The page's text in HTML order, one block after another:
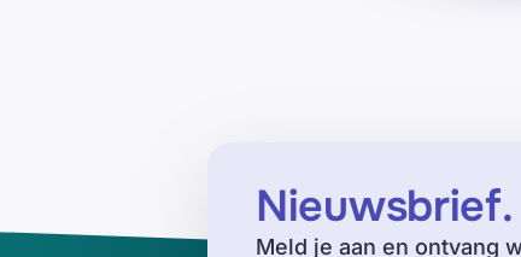
Nieuwsbrief.
Meld je aan en ontvang